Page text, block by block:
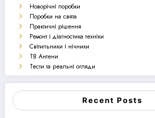
Новорічні поробки
Поробки на свята
Практичні рішення
Ремонт і діагностика техніки
Світильники і нічники
ТВ Антени
Тести та реальні огляди
Recent Posts